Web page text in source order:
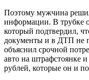
Поэтому мужчина
информации. В трубке
который подтвердил,
документы и в ДТП не
объяснил срочной
авто на штрафстоянке
рублей, которые он и